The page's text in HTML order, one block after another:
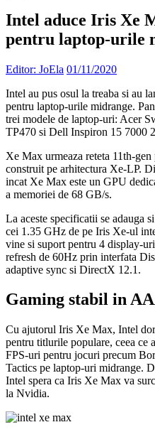
Intel aduce Iris Xe
pentru laptop-urile
Editor: JoEla 01/11/2020
Intel au pus osul la treaba si au
pentru laptop-urile midrange.
trei modele de laptop-uri: Acer
TP470 si Dell Inspiron 15 7000
Xe Max urmeaza reteta 11th-
construit pe arhitectura Xe-LP.
incat Xe Max este un GPU
a memoriei de 68 GB/s.
La aceste specificatii se adauga
cei 1.35 GHz de pe Iris Xe-ul
vine si suport pentru 4 display-
refresh de 60Hz prin interfata
adaptive sync si DirectX 12.1.
Gaming stabil in
Cu ajutorul Iris Xe Max, Intel
pentru titlurile populare, ceea ce
FPS-uri pentru jocuri precum
Tactics pe laptop-uri midrange.
Intel spera ca Iris Xe Max va
la Nvidia.